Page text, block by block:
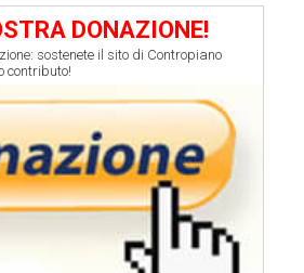
DONAZIONE!
sostenete il sito di Contropiano
contributo!